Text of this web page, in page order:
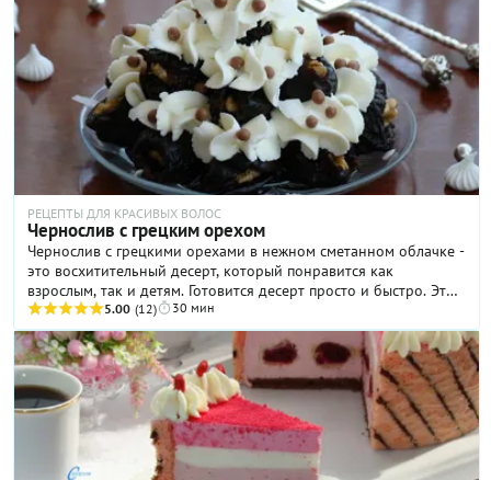
РЕЦЕПТЫ ДЛЯ КРАСИВЫХ ВОЛОС
Чернослив с грецким орехом
Чернослив с грецкими орехами в нежном сметанном облачке -
это восхитительный десерт, который понравится как
взрослым, так и детям. Готовится десерт просто и быстро. Это
лакомство можно приготовить заблаговременно и до подачи
на праздничный стол хранить в холодильнике.
5.00 (12) 30 мин